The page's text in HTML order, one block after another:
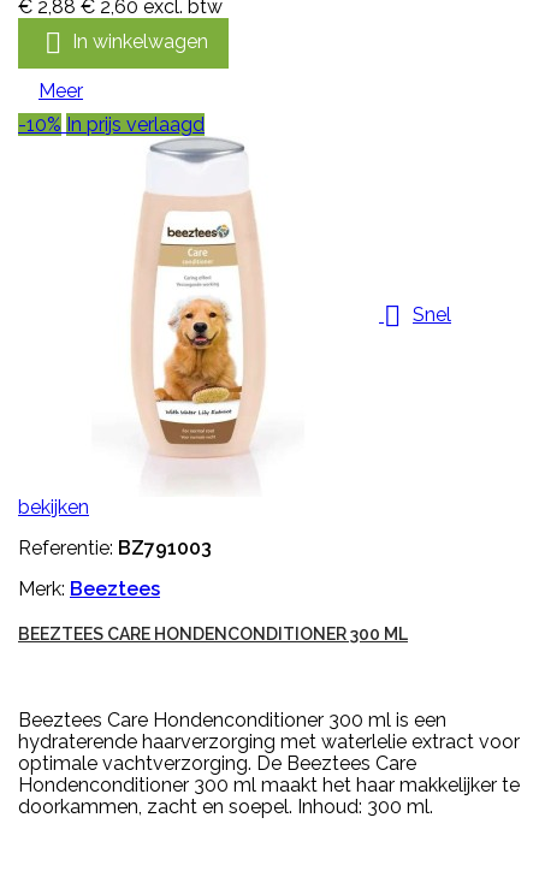
€ 2,88 € 2,60 excl. btw
 In winkelwagen
Meer
-10% In prijs verlaagd
 Snel
bekijken
Referentie: BZ791003
Merk: Beeztees
BEEZTEES CARE HONDENCONDITIONER 300 ML
Beeztees Care Hondenconditioner 300 ml is een
hydraterende haarverzorging met waterlelie extract voor
optimale vachtverzorging. De Beeztees Care
Hondenconditioner 300 ml maakt het haar makkelijker te
doorkammen, zacht en soepel. Inhoud: 300 ml.